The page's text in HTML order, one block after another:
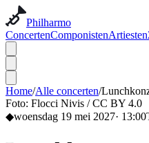
Philharmo
ConcertenComponistenArtiesten
Home/Alle concerten/
Foto: Flocci Nivis / CC BY 4.0
◆woensdag 19 mei 2027· 13:00